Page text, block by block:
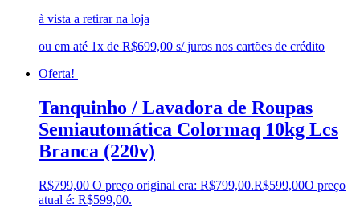
à vista a retirar na loja
ou em até 1x de R$699,00 s/ juros nos cartões de crédito
Oferta!
Tanquinho / Lavadora de Roupas
Semiautomática Colormaq 10kg Lcs
Branca (220v)
R$799,00 O preço original era: R$799,00.R$599,00O preço
atual é: R$599,00.